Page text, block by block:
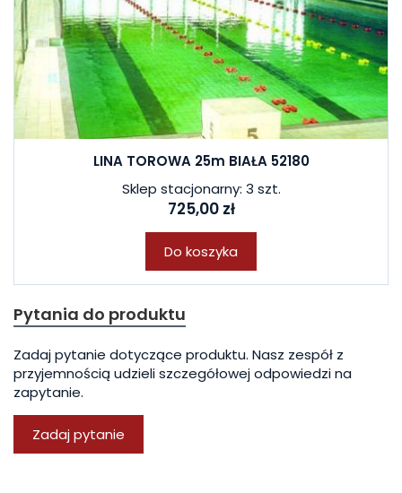
LINA TOROWA 25m BIAŁA 52180
Sklep stacjonarny: 3 szt.
725,00 zł
Do koszyka
Pytania do produktu
Zadaj pytanie dotyczące produktu. Nasz zespół z
przyjemnością udzieli szczegółowej odpowiedzi na
zapytanie.
Zadaj pytanie